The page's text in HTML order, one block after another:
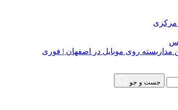
مرکزی
مداربسته روی موبایل در اصفهان | فوری
جست و جو